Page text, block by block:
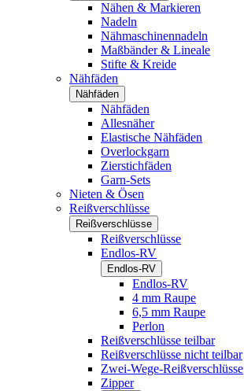
Nähen & Markieren
Nadeln
Nähmaschinennadeln
Maßbänder & Lineale
Stifte & Kreide
Nähfäden
Nähfäden
Nähfäden
Allesnäher
Elastische Nähfäden
Overlockgarn
Zierstichfäden
Garn-Sets
Nieten & Ösen
Reißverschlüsse
Reißverschlüsse
Reißverschlüsse
Endlos-RV
Endlos-RV
Endlos-RV
4 mm Raupe
6,5 mm Raupe
Perlon
Reißverschlüsse teilbar
Reißverschlüsse nicht teilbar
Zwei-Wege-Reißverschlüsse
Zipper